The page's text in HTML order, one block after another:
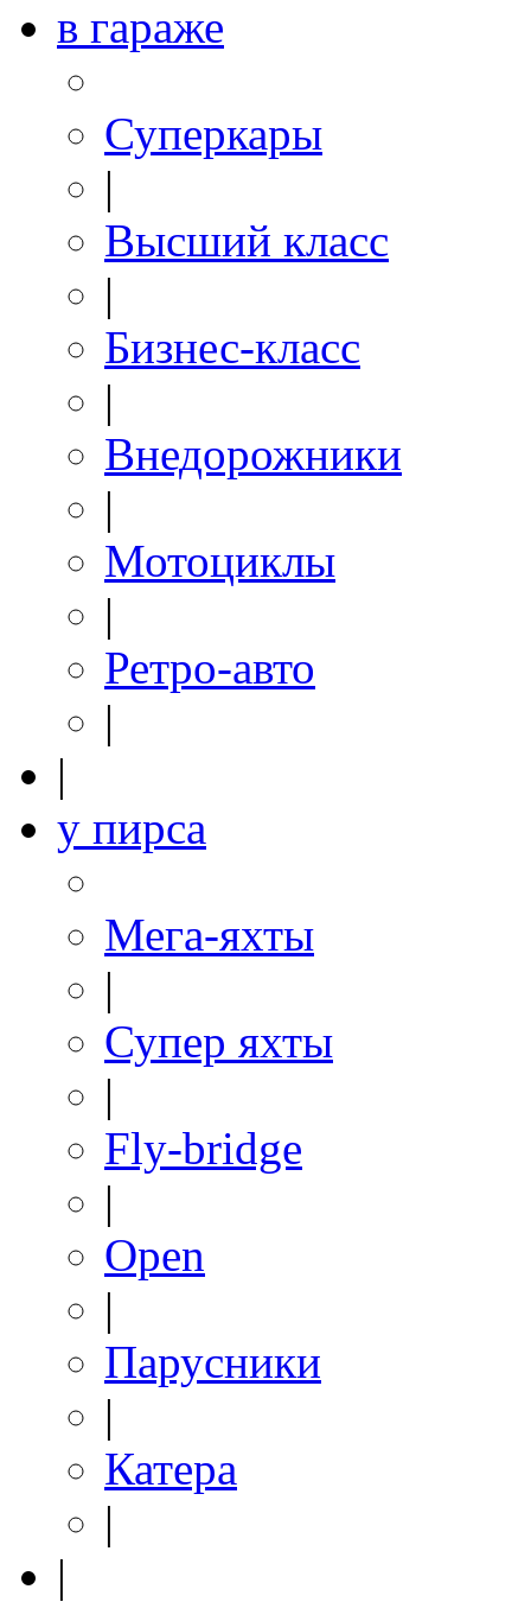
в гараже
Суперкары
|
Высший класс
|
Бизнес-класс
|
Внедорожники
|
Мотоциклы
|
Ретро-авто
|
|
у пирса
Мега-яхты
|
Супер яхты
|
Fly-bridge
|
Open
|
Парусники
|
Катера
|
|